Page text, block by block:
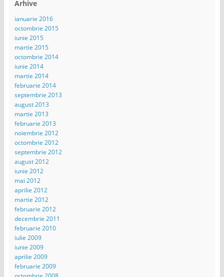
Arhive
ianuarie 2016
octombrie 2015
iunie 2015
martie 2015
octombrie 2014
iunie 2014
martie 2014
februarie 2014
septembrie 2013
august 2013
martie 2013
februarie 2013
noiembrie 2012
octombrie 2012
septembrie 2012
august 2012
iunie 2012
mai 2012
aprilie 2012
martie 2012
februarie 2012
decembrie 2011
februarie 2010
iulie 2009
iunie 2009
aprilie 2009
februarie 2009